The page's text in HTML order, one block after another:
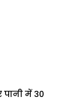
में 30